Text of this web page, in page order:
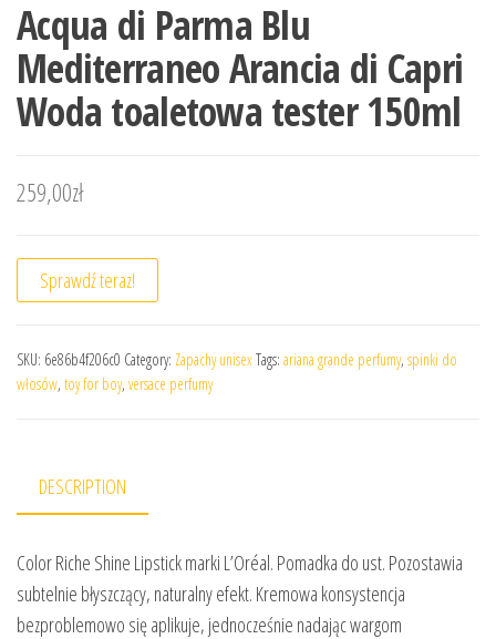
Acqua di Parma Blu
Mediterraneo Arancia di Capri
Woda toaletowa tester 150ml
259,00zł
Sprawdź teraz!
SKU: 6e86b4f206c0 Category: Zapachy unisexTags: ariana grande perfumy, spinki do
włosów, toy for boy, versace perfumy
DESCRIPTION
Color Riche Shine Lipstick marki L’Oréal. Pomadka do ust. Pozostawia
subtelnie błyszczący, naturalny efekt. Kremowa konsystencja
bezproblemowo się aplikuje, jednocześnie nadając wargom